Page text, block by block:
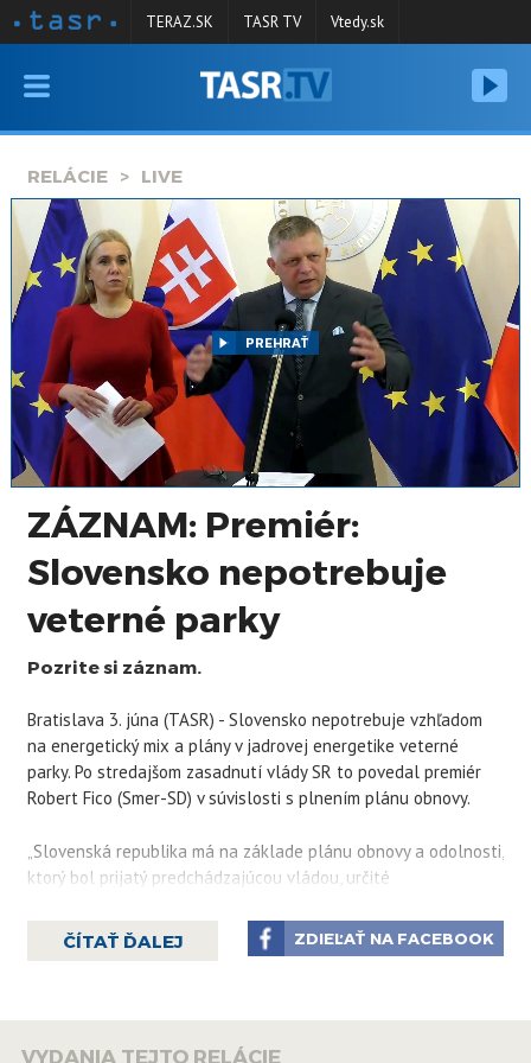
VYSIELANIE
SPRAVODAJSTVO
KONTAKT
ARCHÍV
TERAZ.SK TASR TV Vtedy.sk
RELÁCIE LIVE
PREHRAŤ
ZÁZNAM: Premiér:
Slovensko nepotrebuje
veterné parky
Pozrite si záznam.
Bratislava 3. júna (TASR) - Slovensko nepotrebuje vzhľadom
na energetický mix a plány v jadrovej energetike veterné
parky. Po stredajšom zasadnutí vlády SR to povedal premiér
Robert Fico (Smer-SD) v súvislosti s plnením plánu obnovy.
„Slovenská republika má na základe plánu obnovy a odolnosti,
ktorý bol prijatý predchádzajúcou vládou, určité
povinnosti. Ale ako predseda vlády oficiálne oznamujem, že
Slovensko veterné parky nepotrebuje,“ povedal premiér.
ČÍTAŤ ĎALEJ ZDIEĽAŤ NA FACEBOOK
VYDANIA TEJTO RELÁCIE